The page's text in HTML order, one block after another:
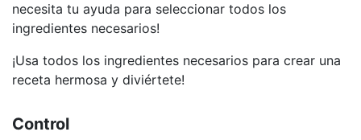
necesita tu ayuda para seleccionar todos los
ingredientes necesarios!
¡Usa todos los ingredientes necesarios para crear una
receta hermosa y diviértete!
Control